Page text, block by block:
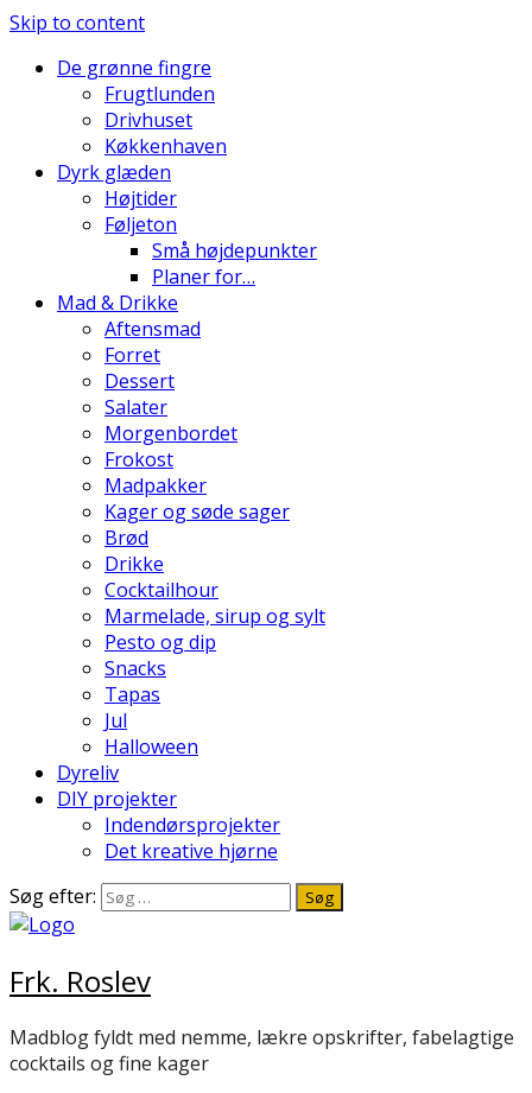
Skip to content
De grønne fingre
Frugtlunden
Drivhuset
Køkkenhaven
Dyrk glæden
Højtider
Føljeton
Små højdepunkter
Planer for…
Mad & Drikke
Aftensmad
Forret
Dessert
Salater
Morgenbordet
Frokost
Madpakker
Kager og søde sager
Brød
Drikke
Cocktailhour
Marmelade, sirup og sylt
Pesto og dip
Snacks
Tapas
Jul
Halloween
Dyreliv
DIY projekter
Indendørsprojekter
Det kreative hjørne
Søg efter:
Frk. Roslev
Madblog fyldt med nemme, lækre opskrifter, fabelagtige
cocktails og fine kager